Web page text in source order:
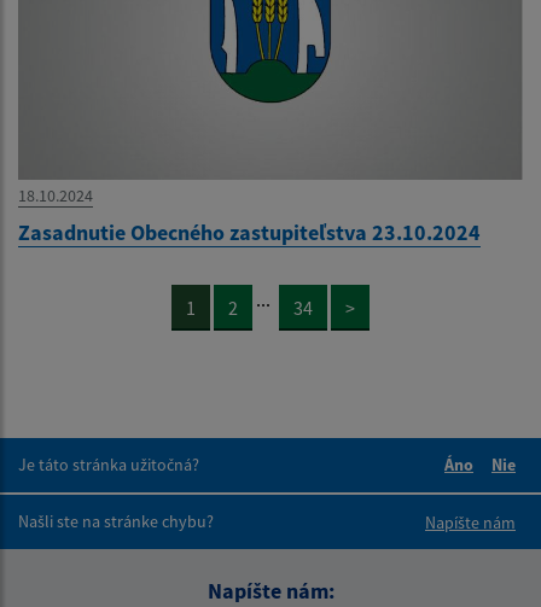
18.10.2024
Zasadnutie Obecného zastupiteľstva 23.10.2024
1 2 ... 34 >
Je táto stránka užitočná?
Áno
Nie
Našli ste na stránke chybu?
Napíšte nám
Napíšte nám: